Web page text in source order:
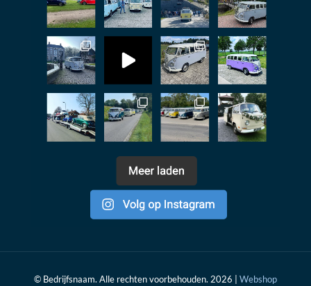
© Bedrijfsnaam. Alle rechten voorbehouden. 2026 | Webshop